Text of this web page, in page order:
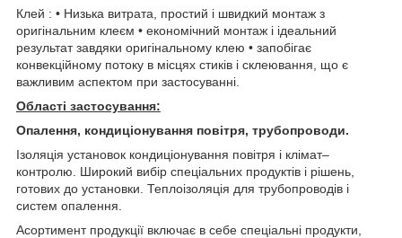
Клей : • Низька витрата, простий і швидкий монтаж з
оригінальним клеєм • економічний монтаж і ідеальний
результат завдяки оригінальному клею • запобігає
конвекційному потоку в місцях стиків і склеювання, що є
важливим аспектом при застосуванні.
Області застосування:
Опалення, кондиціонування повітря, трубопроводи.
Ізоляція установок кондиціонування повітря і клімат–
контролю. Широкий вибір спеціальних продуктів і рішень,
готових до установки. Теплоізоляція для трубопроводів і
систем опалення.
Асортимент продукції включає в себе спеціальні продукти,